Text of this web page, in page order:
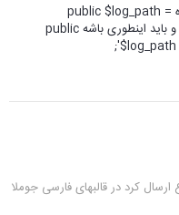
اگر اشتباه تایپی نبوده باشه این خط مشکل داره public $log_path =
'C:\\wamp\\www\\public_html\\logs'; و باید اینطوری باشه public
قالبهای فارسی جوملا